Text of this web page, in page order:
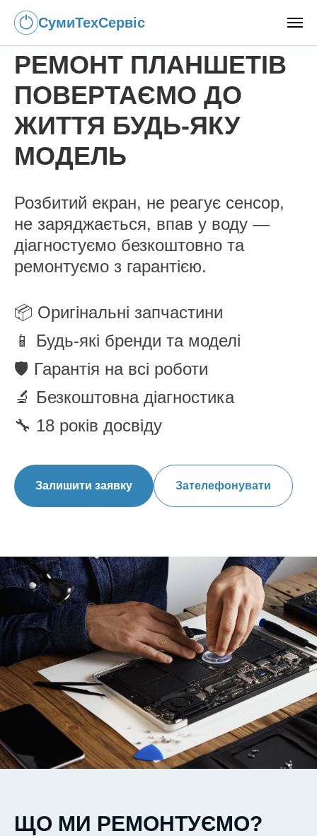
СумиТехСервіс
РЕМОНТ ПЛАНШЕТІВ
ПОВЕРТАЄМО ДО
ЖИТТЯ БУДЬ-ЯКУ
МОДЕЛЬ
Розбитий екран, не реагує сенсор,
не заряджається, впав у воду —
діагностуємо безкоштовно та
ремонтуємо з гарантією.
📦 Оригінальні запчастини
📱 Будь-які бренди та моделі
🛡️ Гарантія на всі роботи
🔬 Безкоштовна діагностика
🔧 18 років досвіду
Залишити заявку Зателефонувати
ЩО МИ РЕМОНТУЄМО?